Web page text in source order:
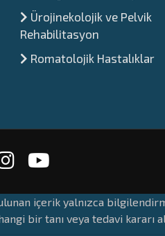
Ürojinekolojik ve Pelvik
Rehabilitasyon
Romatolojik Hastalıklar
içerik yalnızca
bir tanı veya tedavi kararı